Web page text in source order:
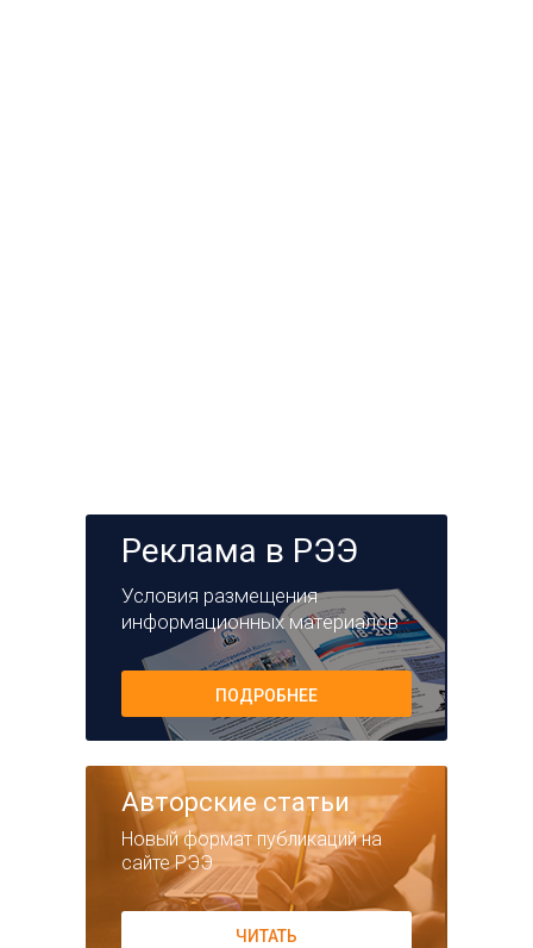
Реклама в РЭЭ
Условия размещения
информационных материалов
ПОДРОБНЕЕ
Авторские статьи
Новый формат публикаций на
сайте РЭЭ
ЧИТАТЬ